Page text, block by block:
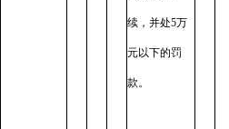
续，并处5万
元以下的罚
款。